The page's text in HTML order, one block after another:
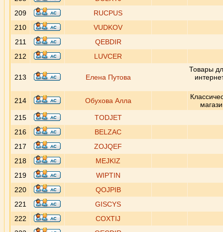
209
RUCPUS
210
VUDKOV
211
QEBDIR
212
LUVCER
213 Елена Путова
Товары
214 Обухова Алла
215
TODJET
216
BELZAC
217
ZOJQEF
218
MEJKIZ
219
WIPTIN
220
QOJPIB
221
GISCYS
222
COXTIJ